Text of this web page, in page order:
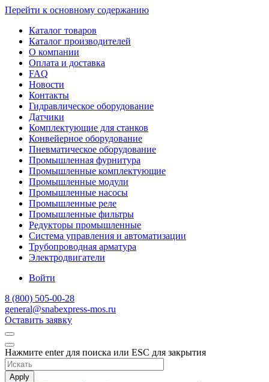
Перейти к основному содержанию
Каталог товаров
Каталог производителей
О компании
Оплата и доставка
FAQ
Новости
Контакты
Гидравлическое оборудование
Датчики
Комплектующие для станков
Конвейерное оборудование
Пневматическое оборудование
Промышленная фурнитура
Промышленные комплектующие
Промышленные модули
Промышленные насосы
Промышленные реле
Промышленные фильтры
Редукторы промышленные
Система управления и автоматизации
Трубопроводная арматура
Электродвигатели
Войти
8 (800) 505-00-28
general@snabexpress-mos.ru
Оставить заявку
Нажмите enter для поиска или ESC для закрытия
Apply